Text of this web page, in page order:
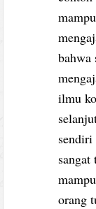
bahwa
ilmu
sendiri
orang